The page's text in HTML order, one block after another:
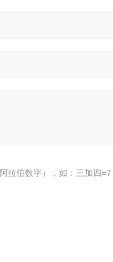
拉伯数字），如：三加四=7